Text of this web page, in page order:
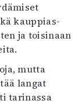
kauppias-
ja toisinaan
mutta
langat
tarinassa